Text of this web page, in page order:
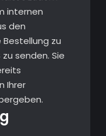
internen
den
zu
senden. Sie
Ihrer